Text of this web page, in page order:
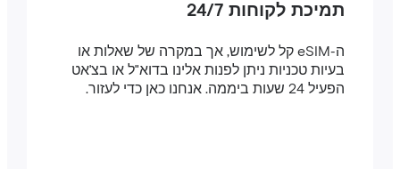
תמיכת לקוחות 24/7
ה-eSIM קל לשימוש, אך במקרה של שאלות או
בעיות טכניות ניתן לפנות אלינו בדוא"ל או בצ'אט
הפעיל 24 שעות ביממה. אנחנו כאן כדי לעזור.